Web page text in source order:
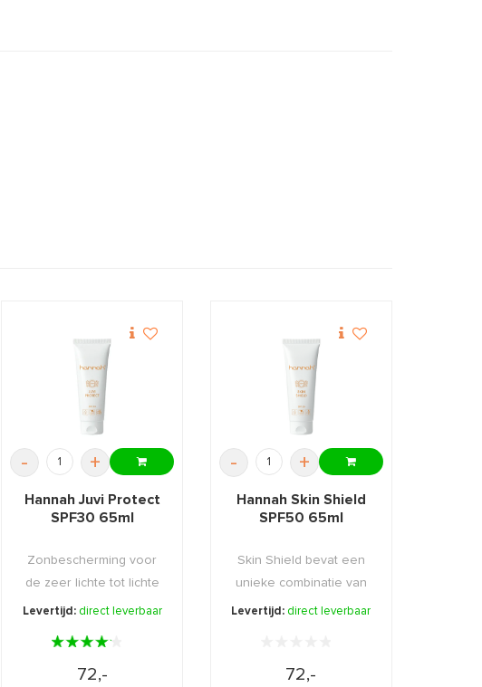
- +
Hannah Juvi Protect
SPF30 65ml
Zonbescherming voor
de zeer lichte tot lichte
huid die niet ...
Levertijd: direct leverbaar
72,-
- +
Hannah Skin Shield
SPF50 65ml
Skin Shield bevat een
unieke combinatie van
uiterst stabiele ...
Levertijd: direct leverbaar
72,-